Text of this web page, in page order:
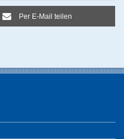
Per E-Mail teilen